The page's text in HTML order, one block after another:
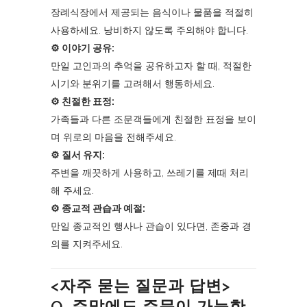
장례식장에서 제공되는 음식이나 물품을 적절히
사용하세요. 낭비하지 않도록 주의해야 합니다.
⚙︎ 이야기 공유:
만일 고인과의 추억을 공유하고자 할 때, 적절한
시기와 분위기를 고려해서 행동하세요.
⚙︎ 친절한 표정:
가족들과 다른 조문객들에게 친절한 표정을 보이
며 위로의 마음을 전해주세요.
⚙︎ 질서 유지:
주변을 깨끗하게 사용하고, 쓰레기를 제때 처리
해 주세요.
⚙︎ 종교적 관습과 예절:
만일 종교적인 행사나 관습이 있다면, 존중과 경
의를 지켜주세요.
<자주 묻는 질문과 답변>